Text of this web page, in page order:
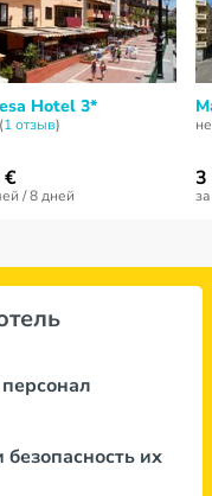
Hotel 3*
1 отзыв)
€
/ 8 дней
3
безопасность их